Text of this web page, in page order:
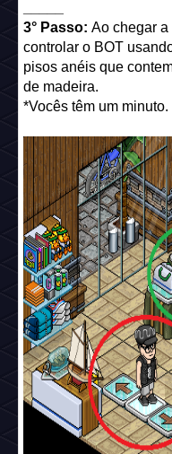
3° Passo: Ao chegar
controlar o BOT
pisos anéis que
de madeira.
*Vocês têm um minuto.